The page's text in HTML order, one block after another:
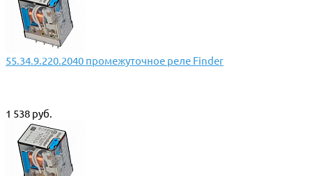
55.34.9.220.2040 промежуточное реле Finder
1 538 руб.